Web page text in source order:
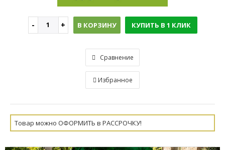
В КОРЗИНУ КУПИТЬ В 1 КЛИК
Сравнение
Избранное
Товар можно ОФОРМИТЬ в РАССРОЧКУ!